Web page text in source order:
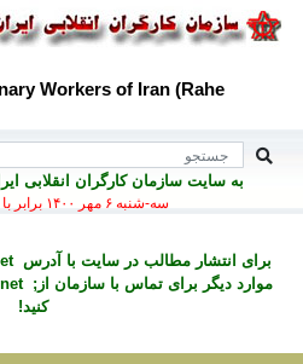
Workers of Iran (Rahe
به سايت سازمان کارگران انقلابی
سه-شنبه ۶ مهر ۱۴۰۰ برابر با ۲۸ سپتامبر ۲۰۲۱
برای انتشار مطالب در سايت با آدرس
موارد ديگر برای تماس با سازمان از;
کنید!